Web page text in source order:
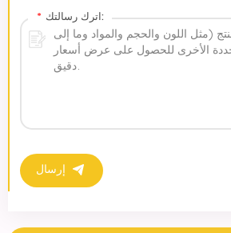
* اترك رسالتك:
إرسال